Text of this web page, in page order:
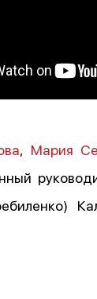
, Мария